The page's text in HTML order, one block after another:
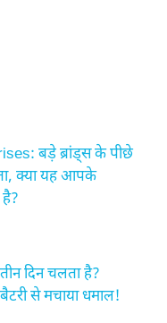
बड़े ब्रांड्स के पीछे
क्या यह आपके
है?
दिन चलता है?
से मचाया धमाल!